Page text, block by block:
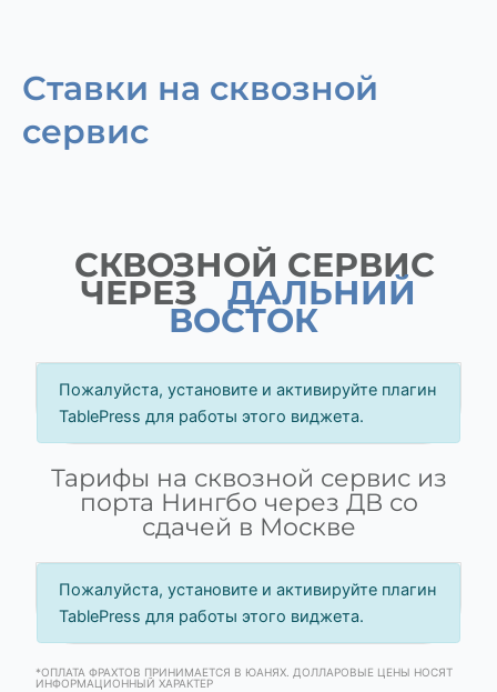
Ставки на сквозной
сервис
СКВОЗНОЙ СЕРВИС
ЧЕРЕЗ ДАЛЬНИЙ
ВОСТОК
Пожалуйста, установите и активируйте плагин
TablePress для работы этого виджета.
Тарифы на сквозной сервис из
порта Нингбо через ДВ со
сдачей в Москве
Пожалуйста, установите и активируйте плагин
TablePress для работы этого виджета.
*ОПЛАТА ФРАХТОВ ПРИНИМАЕТСЯ В ЮАНЯХ. ДОЛЛАРОВЫЕ ЦЕНЫ НОСЯТ
ИНФОРМАЦИОННЫЙ ХАРАКТЕР